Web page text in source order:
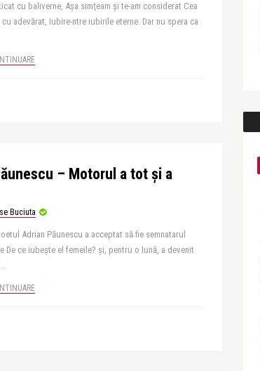
cu baliverne, Aşa simţeam şi te-am considerat Cea
adevărat, Iubire-ntre iubirile eterne. Dar nu spera ca
– Motorul a tot și a
Buciuta
Adrian Păunescu a acceptat să fie semnatarul
De ce iubește el femeile? și, pentru o lună, a devenit